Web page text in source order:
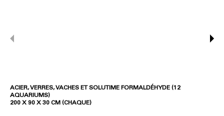
ACIER, VERRES, VACHES ET SOLUTIME FORMALDÉHYDE (12
AQUARIUMS)
200 X 90 X 30 CM (CHAQUE)